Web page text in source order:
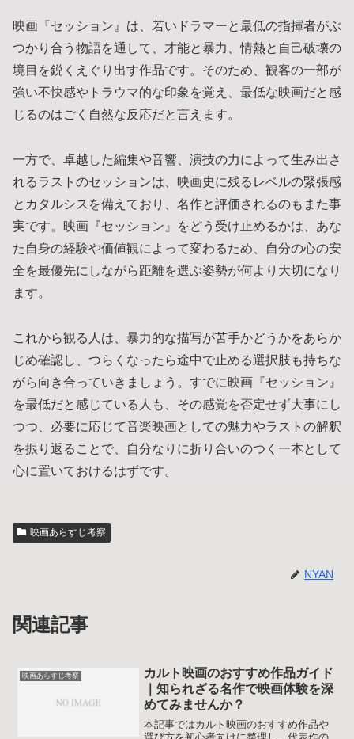
映画『セッション』は、若いドラマーと最低の指揮者がぶ
つかり合う物語を通して、才能と暴力、情熱と自己破壊の
境目を鋭くえぐり出す作品です。そのため、観客の一部が
強い不快感やトラウマ的な印象を覚え、最低な映画だと感
じるのはごく自然な反応だと言えます。
一方で、卓越した編集や音響、演技の力によって生み出さ
れるラストのセッションは、映画史に残るレベルの緊張感
とカタルシスを備えており、名作と評価されるのもまた事
実です。映画『セッション』をどう受け止めるかは、あな
た自身の経験や価値観によって変わるため、自分の心の安
全を最優先にしながら距離を選ぶ姿勢が何より大切になり
ます。
これから観る人は、暴力的な描写が苦手かどうかをあらか
じめ確認し、つらくなったら途中で止める選択肢も持ちな
がら向き合っていきましょう。すでに映画『セッション』
を最低だと感じている人も、その感覚を否定せず大事にし
つつ、必要に応じて音楽映画としての魅力やラストの解釈
を振り返ることで、自分なりに折り合いのつく一本として
心に置いておけるはずです。
映画あらすじ考察
NYAN
関連記事
映画あらすじ考察
カルト映画のおすすめ作品ガイド
｜知られざる名作で映画体験を深
めてみませんか？
本記事ではカルト映画のおすすめ作品や